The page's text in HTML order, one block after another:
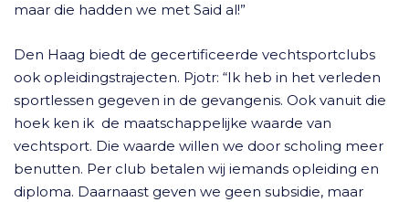
maar die hadden we met Said al!”
Den Haag biedt de gecertificeerde vechtsportclubs
ook opleidingstrajecten. Pjotr: “Ik heb in het verleden
sportlessen gegeven in de gevangenis. Ook vanuit die
hoek ken ik de maatschappelijke waarde van
vechtsport. Die waarde willen we door scholing meer
benutten. Per club betalen wij iemands opleiding en
diploma. Daarnaast geven we geen subsidie, maar